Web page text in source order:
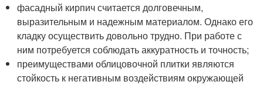
фасадный кирпич считается долговечным,
выразительным и надежным материалом. Однако его
кладку осуществить довольно трудно. При работе с
ним потребуется соблюдать аккуратность и точность;
преимуществами облицовочной плитки являются
стойкость к негативным воздействиям окружающей